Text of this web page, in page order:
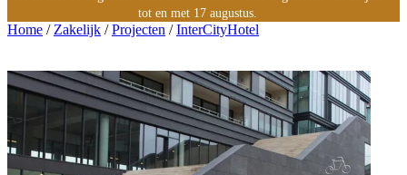
tot en met 17 augustus.
Home / Zakelijk /Projecten /InterCityHotel